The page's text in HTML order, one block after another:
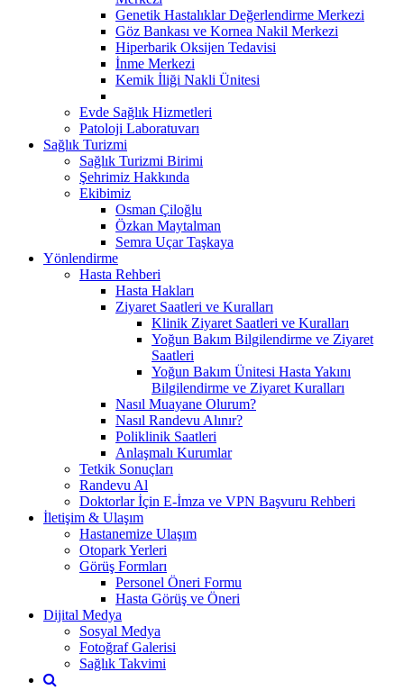
Genetik Hastalıklar Değerlendirme Merkezi
Göz Bankası ve Kornea Nakil Merkezi
Hiperbarik Oksijen Tedavisi
İnme Merkezi
Kemik İliği Nakli Ünitesi
Evde Sağlık Hizmetleri
Patoloji Laboratuvarı
Sağlık Turizmi
Sağlık Turizmi Birimi
Şehrimiz Hakkında
Ekibimiz
Osman Çiloğlu
Özkan Maytalman
Semra Uçar Taşkaya
Yönlendirme
Hasta Rehberi
Hasta Hakları
Ziyaret Saatleri ve Kuralları
Klinik Ziyaret Saatleri ve Kuralları
Yoğun Bakım Bilgilendirme ve Ziyaret
Saatleri
Yoğun Bakım Ünitesi Hasta Yakını
Bilgilendirme ve Ziyaret Kuralları
Nasıl Muayane Olurum?
Nasıl Randevu Alınır?
Poliklinik Saatleri
Anlaşmalı Kurumlar
Tetkik Sonuçları
Randevu Al
Doktorlar İçin E-İmza ve VPN Başvuru Rehberi
İletişim & Ulaşım
Hastanemize Ulaşım
Otopark Yerleri
Görüş Formları
Personel Öneri Formu
Hasta Görüş ve Öneri
Dijital Medya
Sosyal Medya
Fotoğraf Galerisi
Sağlık Takvimi